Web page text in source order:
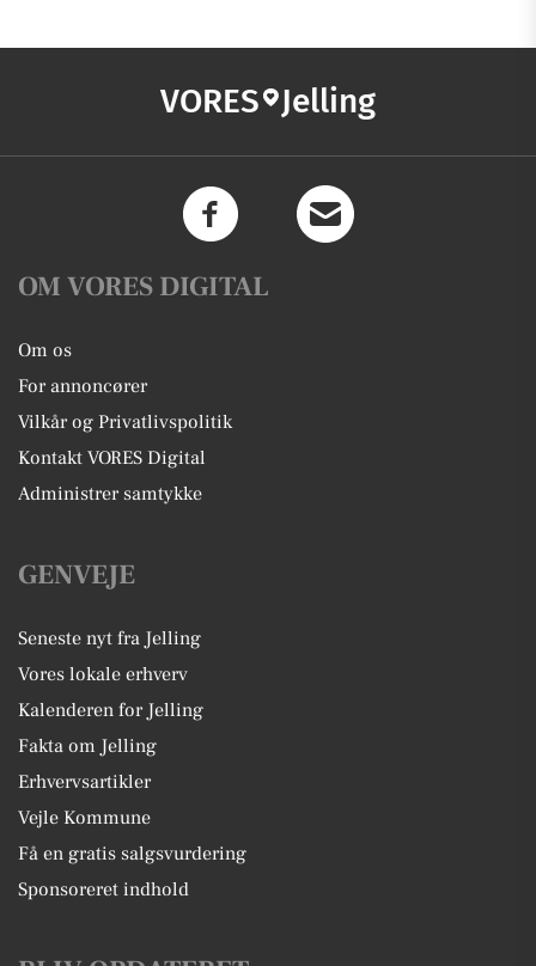
VORES Jelling
OM VORES DIGITAL
Om os
For annoncører
Vilkår og Privatlivspolitik
Kontakt VORES Digital
Administrer samtykke
GENVEJE
Seneste nyt fra Jelling
Vores lokale erhverv
Kalenderen for Jelling
Fakta om Jelling
Erhvervsartikler
Vejle Kommune
Få en gratis salgsvurdering
Sponsoreret indhold